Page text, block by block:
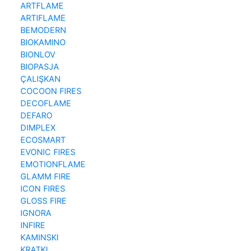
ARTFLAME
ARTIFLAME
BEMODERN
BIOKAMINO
BIONLOV
BIOPASJA
ÇALIŞKAN
COCOON FIRES
DECOFLAME
DEFARO
DIMPLEX
ECOSMART
EVONIC FIRES
EMOTIONFLAME
GLAMM FIRE
ICON FIRES
GLOSS FIRE
IGNORA
INFIRE
KAMINSKI